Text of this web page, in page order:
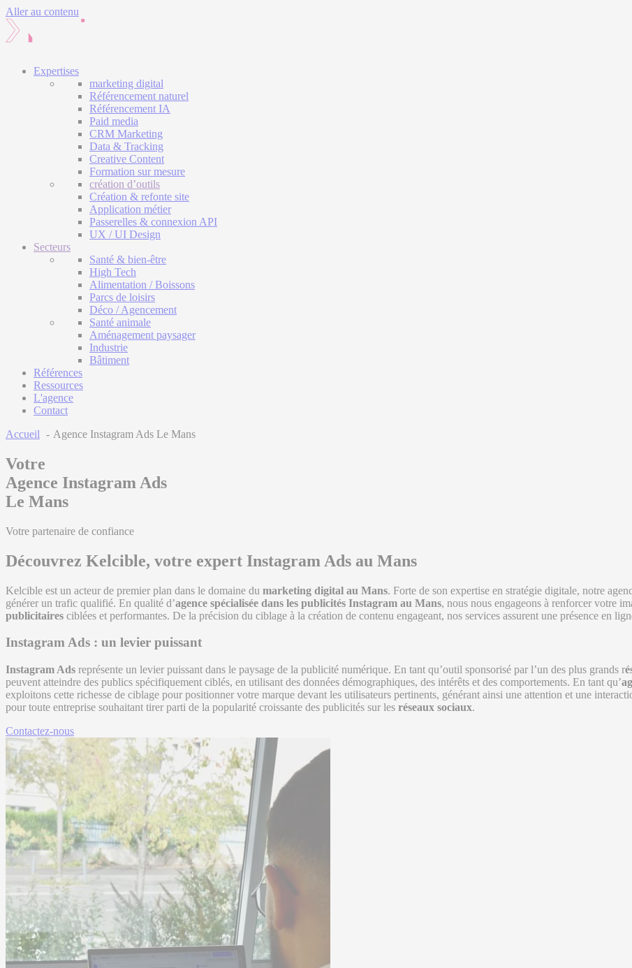
Aller au contenu
Expertises
marketing digital
Référencement naturel
Référencement IA
Paid media
CRM Marketing
Data & Tracking
Creative Content
Formation sur mesure
création d’outils
Création & refonte site
Application métier
Passerelles & connexion API
UX / UI Design
Secteurs
Santé & bien-être
High Tech
Alimentation / Boissons
Parcs de loisirs
Déco / Agencement
Santé animale
Aménagement paysager
Industrie
Bâtiment
Références
Ressources
L'agence
Contact
Accueil
Agence Instagram Ads Le Mans
Votre
Agence Instagram Ads
Le Mans
Votre partenaire de confiance
Découvrez Kelcible, votre expert Instagram Ads au Mans
Kelcible est un acteur de premier plan dans le domaine du marketing digital au Mans. Forte de son expertise en stratégie digitale, notre
générer un trafic qualifié. En qualité d’agence spécialisée dans les publicités Instagram au Mans, nous nous engageons à renforcer votre
publicitaires ciblées et performantes. De la précision du ciblage à la création de contenu engageant, nos services assurent une présence en
Instagram Ads : un levier puissant
Instagram Ads représente un levier puissant dans le paysage de la publicité numérique. En tant qu’outil sponsorisé par l’un des plus grands r
peuvent atteindre des publics spécifiquement ciblés, en utilisant des données démographiques, des intérêts et des comportements. En tant qu’
exploitons cette richesse de ciblage pour positionner votre marque devant les utilisateurs pertinents, générant ainsi une attention et une
pour toute entreprise souhaitant tirer parti de la popularité croissante des publicités sur les réseaux sociaux.
Contactez-nous